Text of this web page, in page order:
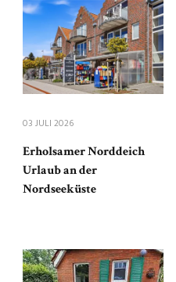
03 JULI 2026
Erholsamer Norddeich
Urlaub an der
Nordseeküste